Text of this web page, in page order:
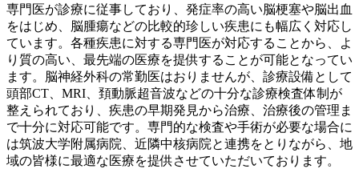
専門医が診療に従事しており、発症率の高い脳梗塞や脳出血
をはじめ、脳腫瘍などの比較的珍しい疾患にも幅広く対応し
ています。各種疾患に対する専門医が対応することから、よ
り質の高い、最先端の医療を提供することが可能となってい
ます。脳神経外科の常勤医はおりませんが、診療設備として
頭部CT、MRI、頚動脈超音波などの十分な診療検査体制が
整えられており、疾患の早期発見から治療、治療後の管理ま
で十分に対応可能です。専門的な検査や手術が必要な場合に
は筑波大学附属病院、近隣中核病院と連携をとりながら、地
域の皆様に最適な医療を提供させていただいております。